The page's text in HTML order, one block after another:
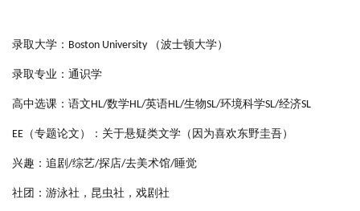
录取大学：Boston University （波士顿大学）
录取专业：通识学
高中选课：语文HL/数学HL/英语HL/生物SL/环境科学SL/经济SL
EE（专题论文）：关于悬疑类文学（因为喜欢东野圭吾）
兴趣：追剧/综艺/探店/去美术馆/睡觉
社团：游泳社，昆虫社，戏剧社